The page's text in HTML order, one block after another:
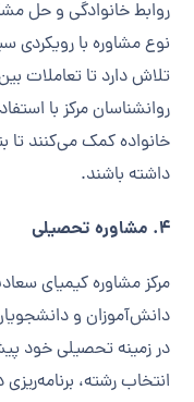
روابط خانوادگی و حل
نوع مشاوره با رویکردی
تلاش دارد تا تعاملات
روانشناسان مرکز با
خانواده کمک می‌کنند تا
داشته باشند.
4. مشاوره تحصیلی
مرکز مشاوره کیمیای
دانش‌آموزان و
در زمینه تحصیلی خود
انتخاب رشته،